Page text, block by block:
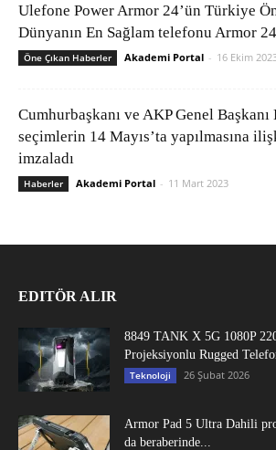
Ulefone Power Armor 24’ün Türkiye Ön
Dünyanın En Sağlam telefonu Armor
Öne Çıkan Haberler Akademi Portal - 16 Ekim
Cumhurbaşkanı ve AKP Genel Başkanı
seçimlerin 14 Mayıs’ta yapılmasına
imzaladı
Haberler Akademi Portal - 11 Mart 2023
EDITÖR ALIR
8849 TANK X 5G 1080P
Projeksiyonlu Rugged
Teknoloji 26 Şubat 2026
Armor Pad 5 Ultra Dahili
da beraberinde...